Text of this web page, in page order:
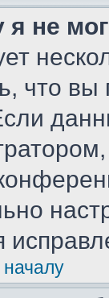
я не
что
началу